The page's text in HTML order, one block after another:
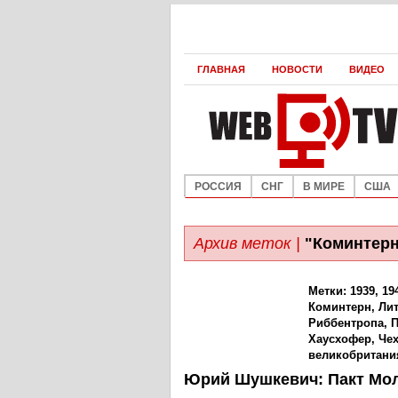
ГЛАВНАЯ НОВОСТИ ВИДЕО
РОССИЯ СНГ В МИРЕ США
Архив меток |
Метки: 1939,
Коминтерн,
Риббентропа,
Хаусхофер,
Юрий Шушкевич: Пакт